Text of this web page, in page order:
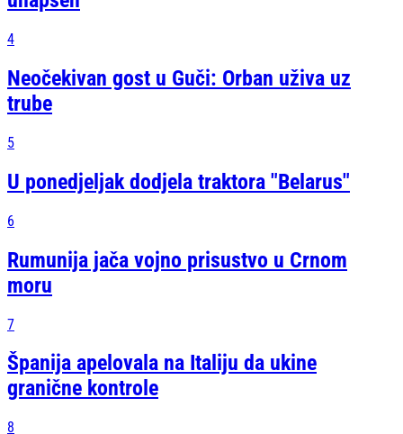
4
Neočekivan gost u Guči: Orban uživa uz
trube
5
U ponedjeljak dodjela traktora "Belarus"
6
Rumunija jača vojno prisustvo u Crnom
moru
7
Španija apelovala na Italiju da ukine
granične kontrole
8